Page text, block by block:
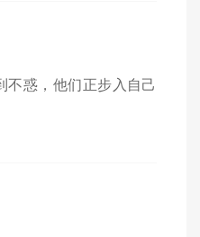
不惑，他们正步入自己